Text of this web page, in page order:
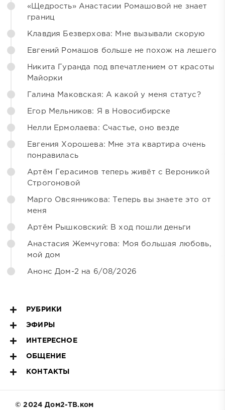
«Щедрость» Анастасии Ромашовой не знает
границ
Клавдия Безверхова: Мне вызывали скорую
Евгений Ромашов больше не похож на лешего
Никита Гуранда под впечатлением от красоты
Майорки
Галина Маковская: А какой у меня статус?
Егор Мельников: Я в Новосибирске
Нелли Ермолаева: Счастье, оно везде
Евгения Хорошева: Мне эта квартира очень
понравилась
Артём Герасимов теперь живёт с Вероникой
Строгоновой
Марго Овсянникова: Теперь вы знаете это от
меня
Артём Рышковский: В ход пошли деньги
Анастасия Жемчугова: Моя большая любовь,
мой дом
Анонс Дом-2 на 6/08/2026
РУБРИКИ
ЭФИРЫ
ИНТЕРЕСНОЕ
ОБЩЕНИЕ
КОНТАКТЫ
© 2024 Дом2-ТВ.ком